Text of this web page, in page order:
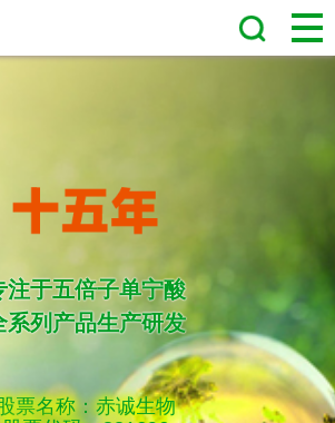
注于五倍子单宁酸
系列产品生产研发
票名称：赤诚生物